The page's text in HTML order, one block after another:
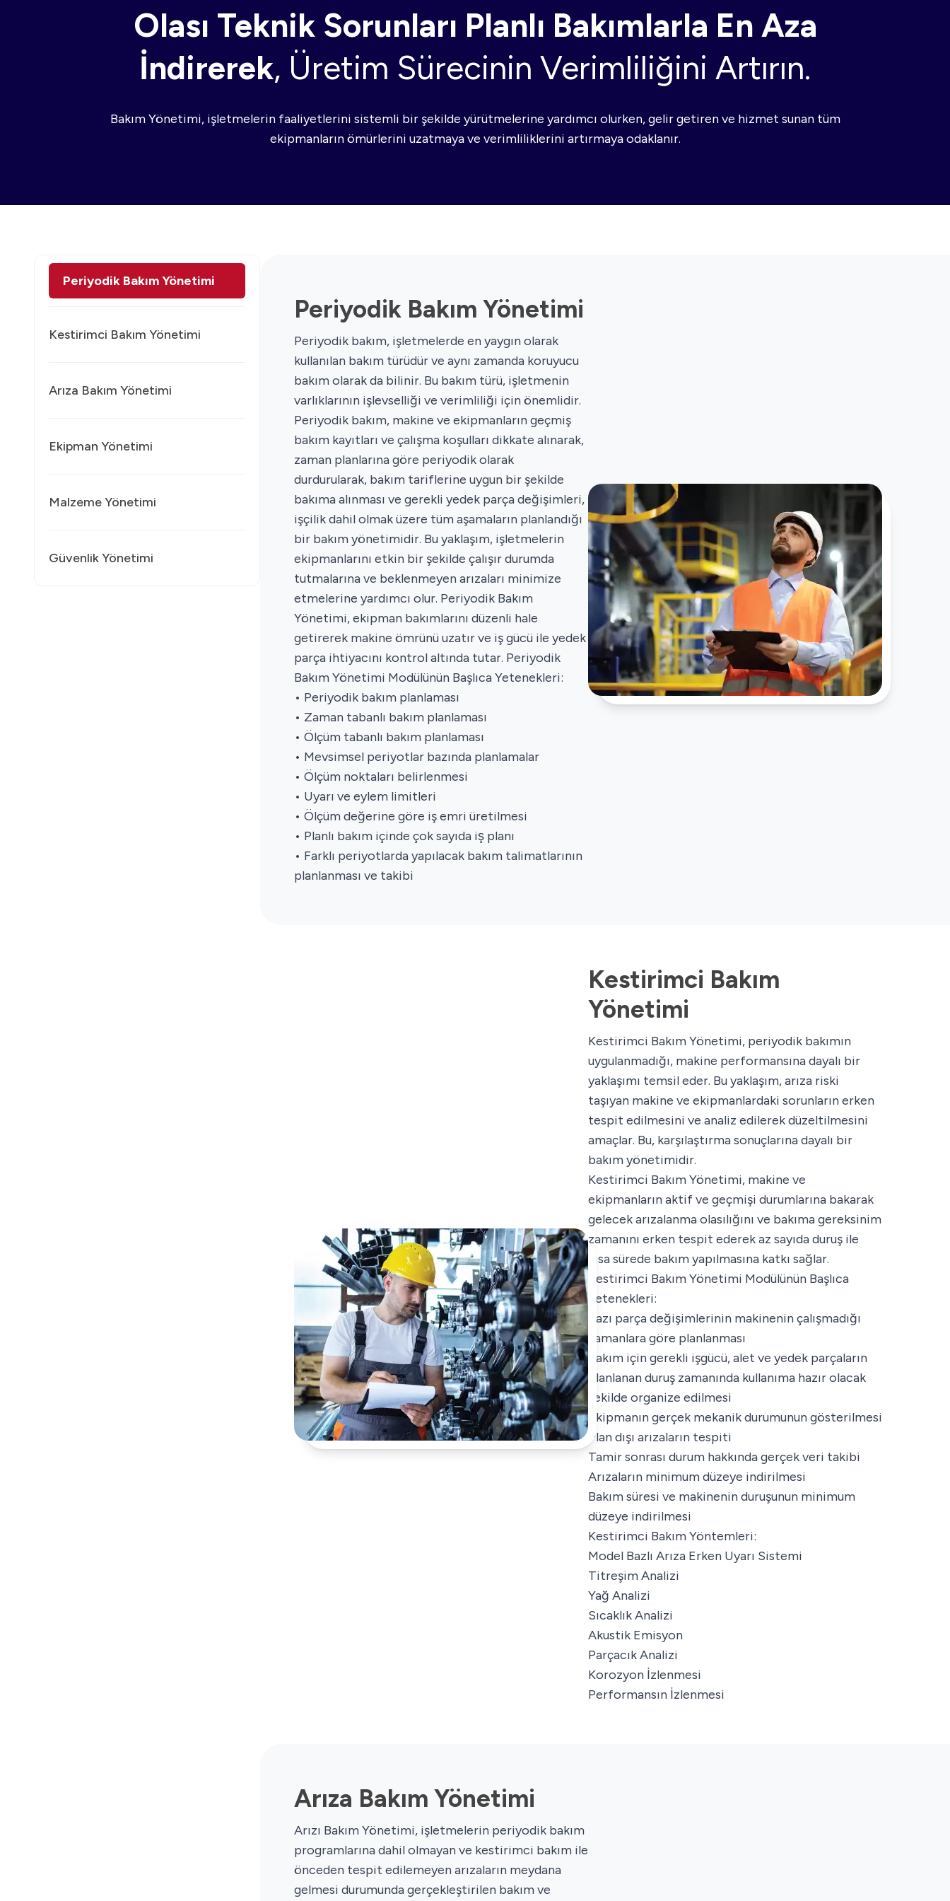
Olası Teknik Sorunları Planlı Bakımlarla En Aza
İndirerek, Üretim Sürecinin Verimliliğini Artırın.
Bakım Yönetimi, işletmelerin faaliyetlerini sistemli bir şekilde yürütmelerine yardımcı olurken, gelir getiren ve hizmet sunan tüm
ekipmanların ömürlerini uzatmaya ve verimliliklerini artırmaya odaklanır.
Periyodik Bakım Yönetimi
Kestirimci Bakım Yönetimi
Arıza Bakım Yönetimi
Ekipman Yönetimi
Malzeme Yönetimi
Güvenlik Yönetimi
Periyodik Bakım Yönetimi
Periyodik bakım, işletmelerde en yaygın olarak
kullanılan bakım türüdür ve aynı zamanda koruyucu
bakım olarak da bilinir. Bu bakım türü, işletmenin
varlıklarının işlevselliği ve verimliliği için önemlidir.
Periyodik bakım, makine ve ekipmanların geçmiş
bakım kayıtları ve çalışma koşulları dikkate alınarak,
zaman planlarına göre periyodik olarak
durdurularak, bakım tariflerine uygun bir şekilde
bakıma alınması ve gerekli yedek parça değişimleri,
işçilik dahil olmak üzere tüm aşamaların planlandığı
bir bakım yönetimidir. Bu yaklaşım, işletmelerin
ekipmanlarını etkin bir şekilde çalışır durumda
tutmalarına ve beklenmeyen arızaları minimize
etmelerine yardımcı olur. Periyodik Bakım
Yönetimi, ekipman bakımlarını düzenli hale
getirerek makine ömrünü uzatır ve iş gücü ile yedek
parça ihtiyacını kontrol altında tutar. Periyodik
Bakım Yönetimi Modülünün Başlıca Yetenekleri:
• Periyodik bakım planlaması
• Zaman tabanlı bakım planlaması
• Ölçüm tabanlı bakım planlaması
• Mevsimsel periyotlar bazında planlamalar
• Ölçüm noktaları belirlenmesi
• Uyarı ve eylem limitleri
• Ölçüm değerine göre iş emri üretilmesi
• Planlı bakım içinde çok sayıda iş planı
• Farklı periyotlarda yapılacak bakım talimatlarının
planlanması ve takibi
Kestirimci Bakım
Yönetimi
Kestirimci Bakım Yönetimi, periyodik bakımın
uygulanmadığı, makine performansına dayalı bir
yaklaşımı temsil eder. Bu yaklaşım, arıza riski
taşıyan makine ve ekipmanlardaki sorunların erken
tespit edilmesini ve analiz edilerek düzeltilmesini
amaçlar. Bu, karşılaştırma sonuçlarına dayalı bir
bakım yönetimidir.
Kestirimci Bakım Yönetimi, makine ve
ekipmanların aktif ve geçmişi durumlarına bakarak
gelecek arızalanma olasılığını ve bakıma gereksinim
zamanını erken tespit ederek az sayıda duruş ile
kısa sürede bakım yapılmasına katkı sağlar.
Kestirimci Bakım Yönetimi Modülünün Başlıca
Yetenekleri:
Bazı parça değişimlerinin makinenin çalışmadığı
zamanlara göre planlanması
Bakım için gerekli işgücü, alet ve yedek parçaların
planlanan duruş zamanında kullanıma hazır olacak
şekilde organize edilmesi
Ekipmanın gerçek mekanik durumunun gösterilmesi
Plan dışı arızaların tespiti
Tamir sonrası durum hakkında gerçek veri takibi
Arızaların minimum düzeye indirilmesi
Bakım süresi ve makinenin duruşunun minimum
düzeye indirilmesi
Kestirimci Bakım Yöntemleri:
Model Bazlı Arıza Erken Uyarı Sistemi
Titreşim Analizi
Yağ Analizi
Sıcaklık Analizi
Akustik Emisyon
Parçacık Analizi
Korozyon İzlenmesi
Performansın İzlenmesi
Arıza Bakım Yönetimi
Arızı Bakım Yönetimi, işletmelerin periyodik bakım
programlarına dahil olmayan ve kestirimci bakım ile
önceden tespit edilemeyen arızaların meydana
gelmesi durumunda gerçekleştirilen bakım ve